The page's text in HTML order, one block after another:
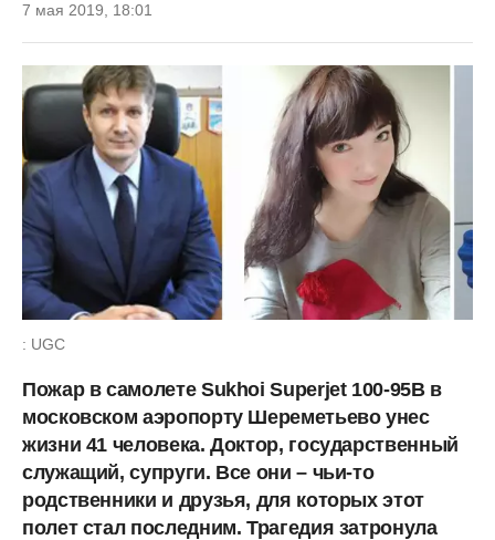
7 мая 2019, 18:01
: UGC
Пожар в самолете Sukhoi Superjet 100-95B в
московском аэропорту Шереметьево унес
жизни 41 человека. Доктор, государственный
служащий, супруги. Все они – чьи-то
родственники и друзья, для которых этот
полет стал последним. Трагедия затронула